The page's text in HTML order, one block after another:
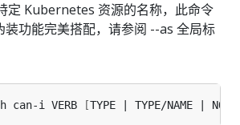
定 Kubernetes 资源的名称，此命令
装功能完美搭配，请参阅 --as 全局标
can-i VERB [TYPE | TYPE/NAME |